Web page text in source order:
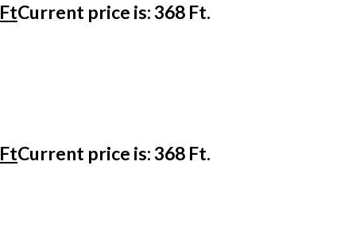
FtCurrent price is: 368 Ft.
FtCurrent price is: 368 Ft.